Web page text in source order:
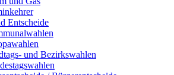
Entscheide
und Bezirkswahlen